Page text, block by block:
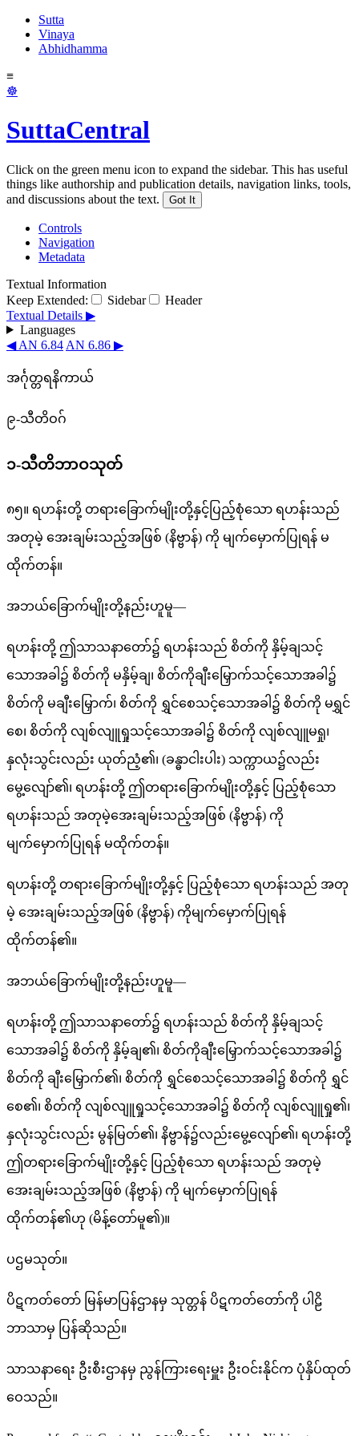
Sutta
Vinaya
Abhidhamma
≡
☸
SuttaCentral
Click on the green menu icon to expand the sidebar. This has useful
things like authorship and publication details, navigation links, tools,
and discussions about the text.
Got It
Controls
Navigation
Metadata
Textual Information
Keep Extended:
Sidebar
Header
Textual Details ▶
Languages
◀ AN 6.84 AN 6.86 ▶
အင်္ဂုတ္တရနိကာယ်
၉-သီတိဝဂ်
၁-သီတိဘာဝသုတ်
၈၅။ ရဟန်းတို့ တရားခြောက်မျိုးတို့နှင့်ပြည့်စုံသော ရဟန်းသည်
အတုမဲ့ အေးချမ်းသည့်အဖြစ် (နိဗ္ဗာန်) ကို မျက်မှောက်ပြုရန် မ
ထိုက်တန်။
အဘယ်ခြောက်မျိုးတို့နည်းဟူမူ—
ရဟန်းတို့ ဤသာသနာတော်၌ ရဟန်းသည် စိတ်ကို နှိမ့်ချသင့်
သောအခါ၌ စိတ်ကို မနှိမ့်ချ၊ စိတ်ကိုချီးမြှောက်သင့်သောအခါ၌
စိတ်ကို မချီးမြှောက်၊ စိတ်ကို ရွှင်စေသင့်သောအခါ၌ စိတ်ကို မရွှင်
စေ၊ စိတ်ကို လျစ်လျူရှုသင့်သောအခါ၌ စိတ်ကို လျစ်လျူမရှု၊
နှလုံးသွင်းလည်း ယုတ်ညံ့၏၊ (ခန္ဓာငါးပါး) သက္ကာယ၌လည်း
မွေ့လျော်၏၊ ရဟန်းတို့ ဤတရားခြောက်မျိုးတို့နှင့် ပြည့်စုံသော
ရဟန်းသည် အတုမဲ့အေးချမ်းသည့်အဖြစ် (နိဗ္ဗာန်) ကို
မျက်မှောက်ပြုရန် မထိုက်တန်။
ရဟန်းတို့ တရားခြောက်မျိုးတို့နှင့် ပြည့်စုံသော ရဟန်းသည် အတု
မဲ့ အေးချမ်းသည့်အဖြစ် (နိဗ္ဗာန်) ကိုမျက်မှောက်ပြုရန်
ထိုက်တန်၏။
အဘယ်ခြောက်မျိုးတို့နည်းဟူမူ—
ရဟန်းတို့ ဤသာသနာတော်၌ ရဟန်းသည် စိတ်ကို နှိမ့်ချသင့်
သောအခါ၌ စိတ်ကို နှိမ့်ချ၏၊ စိတ်ကိုချီးမြှောက်သင့်သောအခါ၌
စိတ်ကို ချီးမြှောက်၏၊ စိတ်ကို ရွှင်စေသင့်သောအခါ၌ စိတ်ကို ရွှင်
စေ၏၊ စိတ်ကို လျစ်လျူရှုသင့်သောအခါ၌ စိတ်ကို လျစ်လျူရှု၏၊
နှလုံးသွင်းလည်း မွန်မြတ်၏၊ နိဗ္ဗာန်၌လည်းမွေ့လျော်၏၊ ရဟန်းတို့
ဤတရားခြောက်မျိုးတို့နှင့် ပြည့်စုံသော ရဟန်းသည် အတုမဲ့
အေးချမ်းသည့်အဖြစ် (နိဗ္ဗာန်) ကို မျက်မှောက်ပြုရန်
ထိုက်တန်၏ဟု (မိန့်တော်မူ၏)။
ပဌမသုတ်။
ပိဋကတ်တော် မြန်မာပြန်ဌာနမှ သုတ္တန် ပိဋကတ်တော်ကို ပါဠိ
ဘာသာမှ ပြန်ဆိုသည်။
သာသနာရေး ဦးစီးဌာနမှ ညွန်ကြားရေးမှူး ဦးဝင်းနိုင်က ပုံနှိပ်ထုတ်
ဝေသည်။